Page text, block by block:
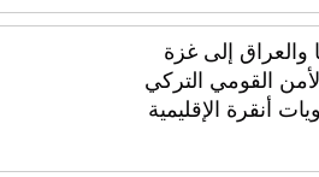
إلى غزة
القومي التركي
أنقرة الإقليمية